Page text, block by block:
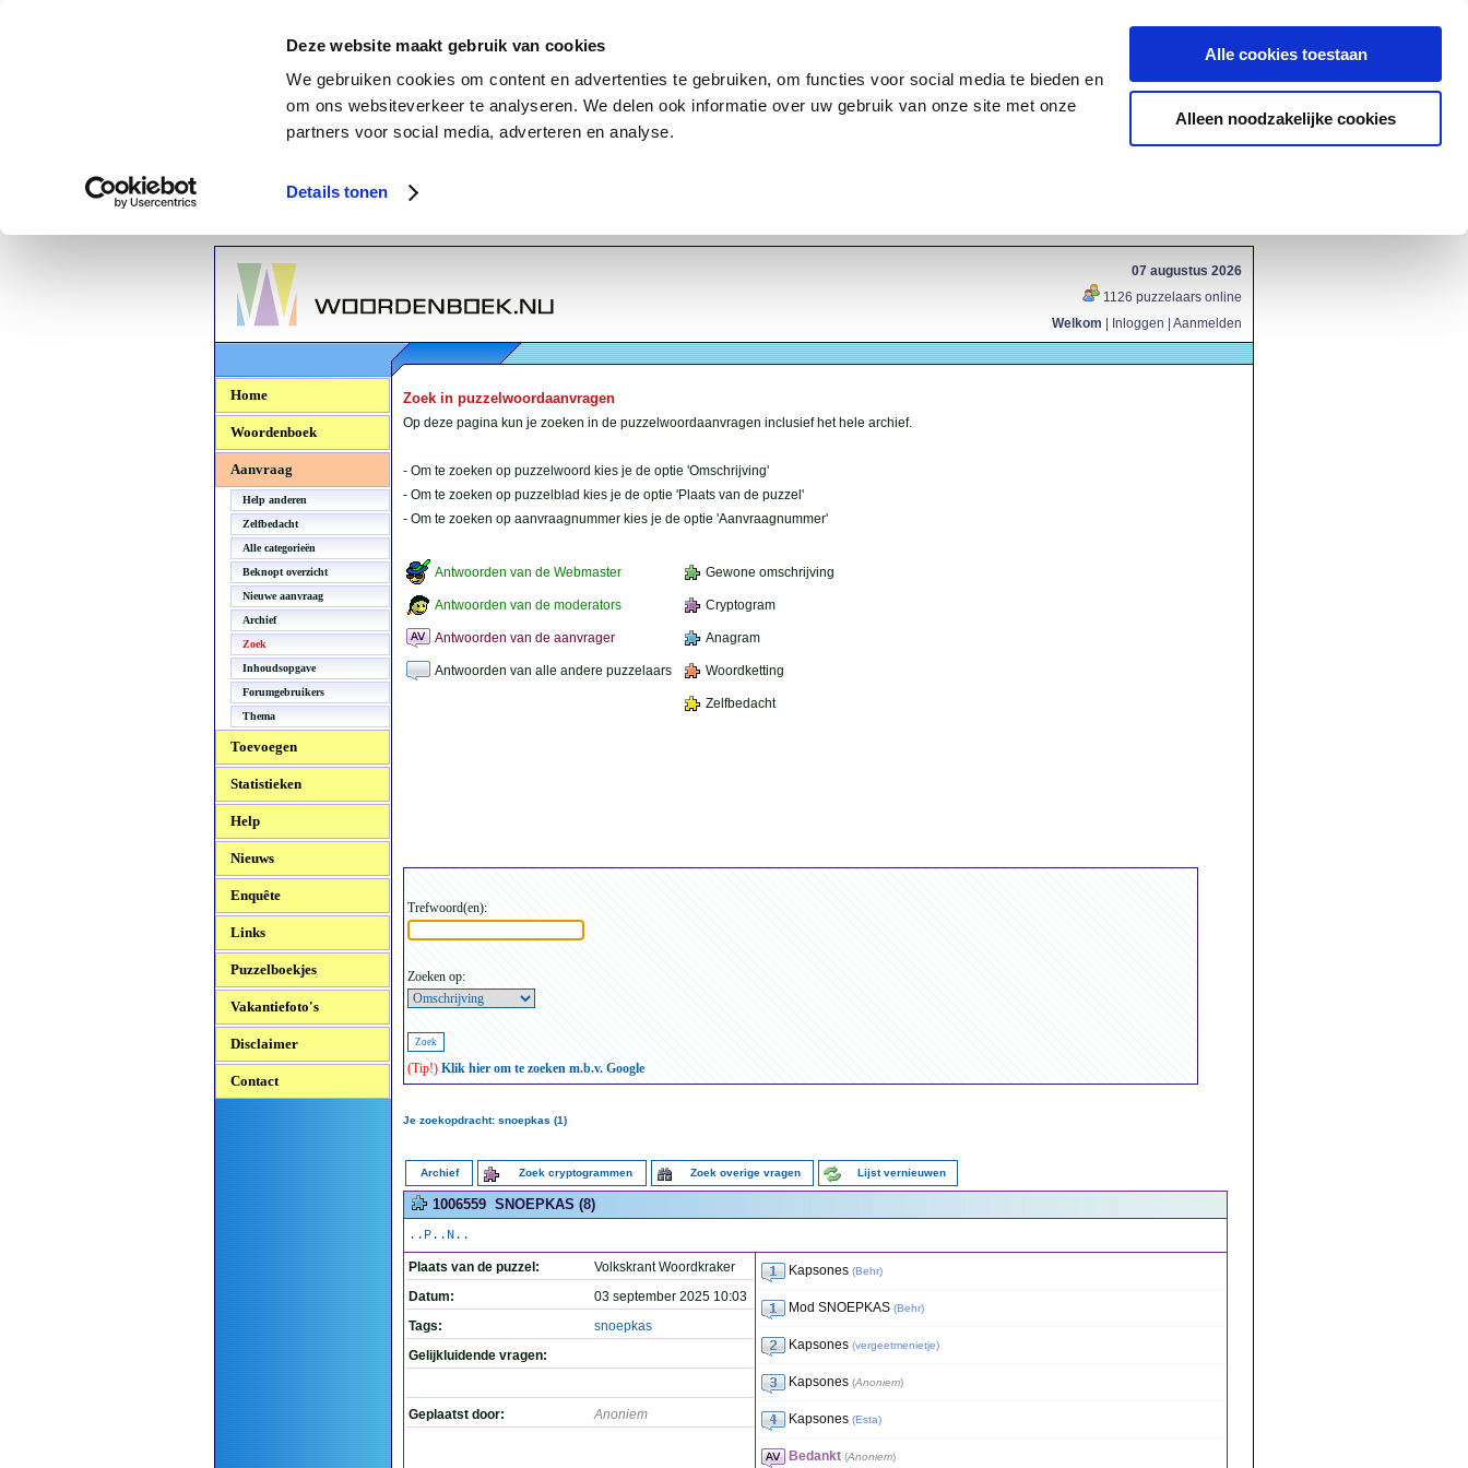
Deze website maakt gebruik van cookies
We gebruiken cookies om content en advertenties te gebruiken, om functies voor social media te bieden en
om ons websiteverkeer te analyseren. We delen ook informatie over uw gebruik van onze site met onze
partners voor social media, adverteren en analyse.
Details tonen
Alle cookies toestaan
Alleen noodzakelijke cookies
Woordenboek.NU
07 augustus 2026
1126 puzzelaars online
Welkom
Inloggen Aanmelden
Home
Woordenboek
Aanvraag
Help anderen
Zelfbedacht
Alle categorieën
Beknopt overzicht
Nieuwe aanvraag
Archief
Zoek
Inhoudsopgave
Forumgebruikers
Thema
Toevoegen
Statistieken
Help
Nieuws
Enquête
Links
Puzzelboekjes
Vakantiefoto's
Disclaimer
Contact
Zoek in puzzelwoordaanvragen
Op deze pagina kun je zoeken in de puzzelwoordaanvragen inclusief het hele archief.
- Om te zoeken op puzzelwoord kies je de optie 'Omschrijving'
- Om te zoeken op puzzelblad kies je de optie 'Plaats van de puzzel'
- Om te zoeken op aanvraagnummer kies je de optie 'Aanvraagnummer'
Antwoorden van de Webmaster Gewone omschrijving
Antwoorden van de moderators Cryptogram
Antwoorden van de aanvrager Anagram
Antwoorden van alle andere puzzelaars Woordketting
Zelfbedacht
Trefwoord(en):
Zoeken op:
(Tip!) Klik hier om te zoeken m.b.v. Google
Je zoekopdracht: snoepkas (1)
Archief Zoek cryptogrammen Zoek overige vragen Lijst vernieuwen
1006559 SNOEPKAS (8)
..P..N..
Plaats van de puzzel:
Volkskrant Woordkraker
Datum:
03 september 2025 10:03
Tags:
snoepkas
Gelijkluidende vragen:
Geplaatst door: Anoniem
Kapsones (Behr)
Mod SNOEPKAS (Behr)
Kapsones (vergeetmenietje)
Kapsones (Anoniem)
Kapsones (Esta)
Bedankt (Anoniem)